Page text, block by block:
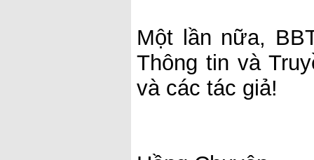
Một lần nữa,
Thông tin và
và các tác giả!